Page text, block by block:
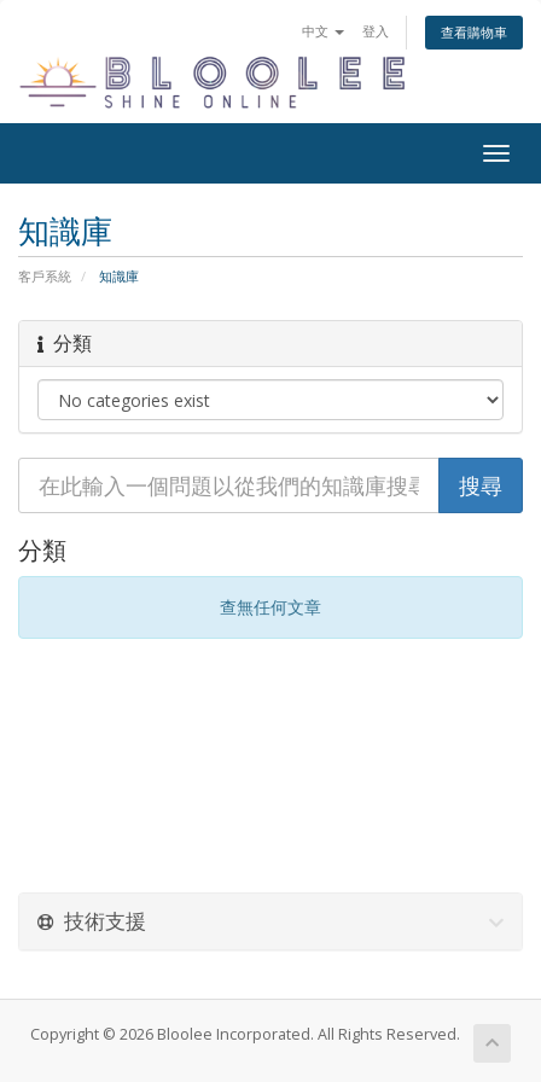
中文 登入 查看購物車
知識庫
客戶系統 知識庫
分類
分類
查無任何文章
技術支援
Copyright © 2026 Bloolee Incorporated. All Rights Reserved.